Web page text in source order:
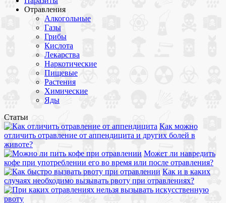
Отравления
Алкогольные
Газы
Грибы
Кислота
Лекарства
Наркотические
Пищевые
Растения
Химические
Яды
Статьи
Как можно
отличить отравление от аппендицита и других болей в
животе?
Может ли навредить
кофе при употреблении его во время или после отравления?
Как и в каких
случаях необходимо вызывать рвоту при отравлениях?